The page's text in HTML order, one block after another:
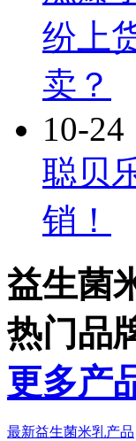
纷上
卖？
10-24
聪贝
销！
益生菌
热门品
更多产
最新益生菌米乳产品